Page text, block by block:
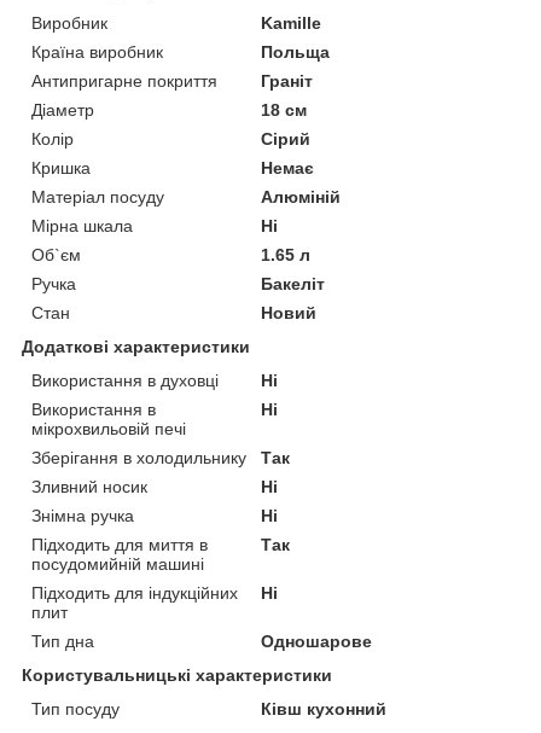
Виробник
Kamille
Країна виробник
Польща
Антипригарне покриття
Граніт
Діаметр
18 см
Колір
Сірий
Кришка
Немає
Матеріал посуду
Алюміній
Мірна шкала
Ні
Об`єм
1.65 л
Ручка
Бакеліт
Стан
Новий
Додаткові характеристики
Використання в духовці
Ні
Використання в
мікрохвильовій печі
Ні
Зберігання в холодильнику
Так
Зливний носик
Ні
Знімна ручка
Ні
Підходить для миття в
посудомийній машині
Так
Підходить для індукційних
плит
Ні
Тип дна
Одношарове
Користувальницькі характеристики
Тип посуду
Ківш кухонний